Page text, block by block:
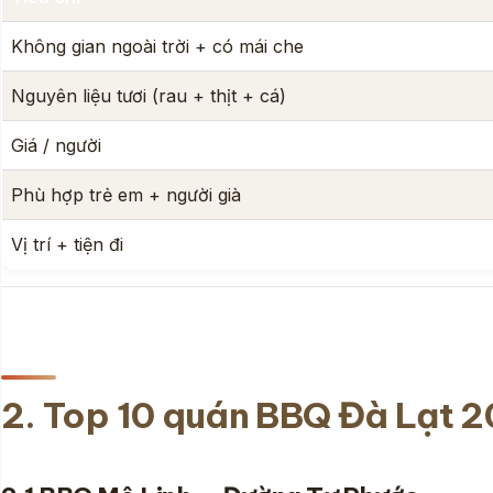
Không gian ngoài trời + có mái che
Nguyên liệu tươi (rau + thịt + cá)
Giá / người
Phù hợp trẻ em + người già
Vị trí + tiện đi
2. Top 10 quán BBQ Đà Lạt